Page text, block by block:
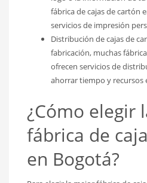
fábrica de cajas de cartón
servicios de impresión
Distribución de cajas de
fabricación, muchas
ofrecen servicios de
ahorrar tiempo y recursos
¿Cómo elegir
fábrica de
en Bogotá?